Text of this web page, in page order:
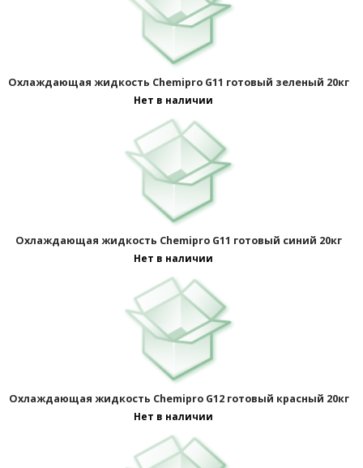
Охлаждающая жидкость Chemipro G11 готовый зеленый 20кг
Нет в наличии
Охлаждающая жидкость Chemipro G11 готовый синий 20кг
Нет в наличии
Охлаждающая жидкость Chemipro G12 готовый красный 20кг
Нет в наличии